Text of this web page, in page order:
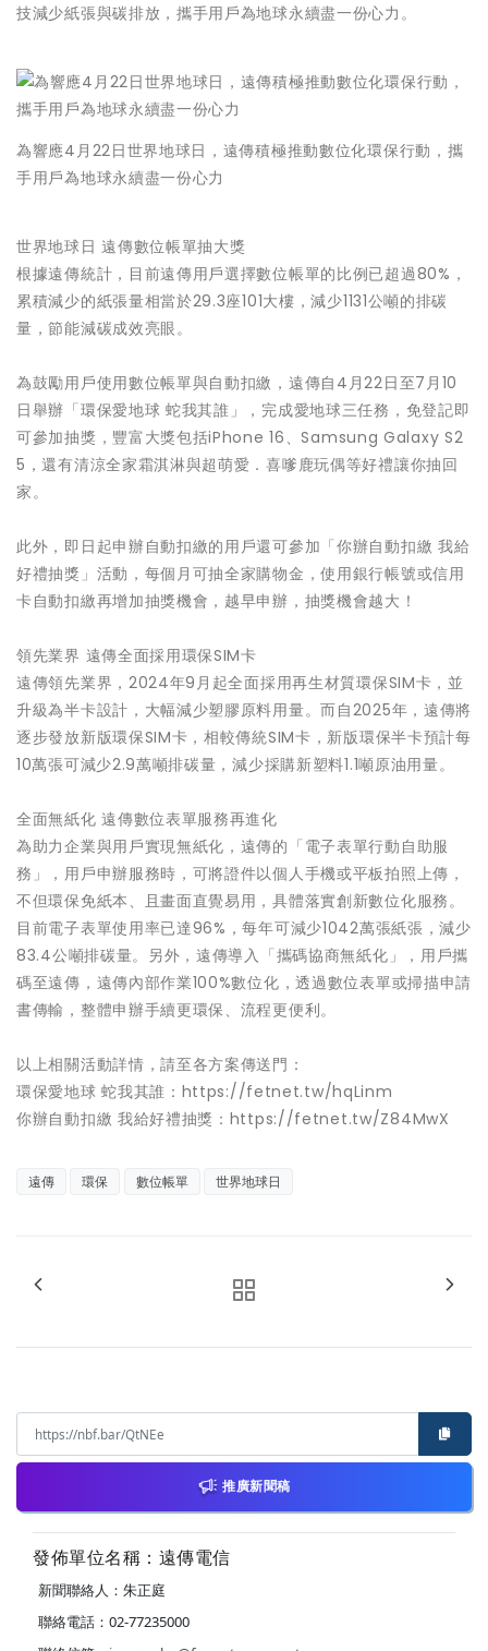
技減少紙張與碳排放，攜手用戶為地球永續盡一份心力。
為響應4月22日世界地球日，遠傳積極推動數位化環保行動，攜
手用戶為地球永續盡一份心力
世界地球日 遠傳數位帳單抽大獎
根據遠傳統計，目前遠傳用戶選擇數位帳單的比例已超過80%，
累積減少的紙張量相當於29.3座101大樓，減少1131公噸的排碳
量，節能減碳成效亮眼。
為鼓勵用戶使用數位帳單與自動扣繳，遠傳自4月22日至7月10
日舉辦「環保愛地球 蛇我其誰」，完成愛地球三任務，免登記即
可參加抽獎，豐富大獎包括iPhone 16、Samsung Galaxy S2
5，還有清涼全家霜淇淋與超萌愛．喜嗲鹿玩偶等好禮讓你抽回
家。
此外，即日起申辦自動扣繳的用戶還可參加「你辦自動扣繳 我給
好禮抽獎」活動，每個月可抽全家購物金，使用銀行帳號或信用
卡自動扣繳再增加抽獎機會，越早申辦，抽獎機會越大！
領先業界 遠傳全面採用環保SIM卡
遠傳領先業界，2024年9月起全面採用再生材質環保SIM卡，並
升級為半卡設計，大幅減少塑膠原料用量。而自2025年，遠傳將
逐步發放新版環保SIM卡，相較傳統SIM卡，新版環保半卡預計每
10萬張可減少2.9萬噸排碳量，減少採購新塑料1.1噸原油用量。
全面無紙化 遠傳數位表單服務再進化
為助力企業與用戶實現無紙化，遠傳的「電子表單行動自助服
務」，用戶申辦服務時，可將證件以個人手機或平板拍照上傳，
不但環保免紙本、且畫面直覺易用，具體落實創新數位化服務。
目前電子表單使用率已達96%，每年可減少1042萬張紙張，減少
83.4公噸排碳量。另外，遠傳導入「攜碼協商無紙化」，用戶攜
碼至遠傳，遠傳內部作業100%數位化，透過數位表單或掃描申請
書傳輸，整體申辦手續更環保、流程更便利。
以上相關活動詳情，請至各方案傳送門：
環保愛地球 蛇我其誰：https://fetnet.tw/hqLinm
你辦自動扣繳 我給好禮抽獎：https://fetnet.tw/Z84MwX
遠傳 環保 數位帳單 世界地球日
推廣新聞稿
發佈單位名稱：遠傳電信
新聞聯絡人：朱正庭
聯絡電話：02-77235000